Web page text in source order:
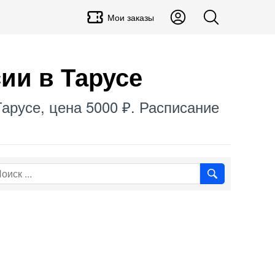
Мои заказы
в Тарусе
цена 5000 ₽. Расписание